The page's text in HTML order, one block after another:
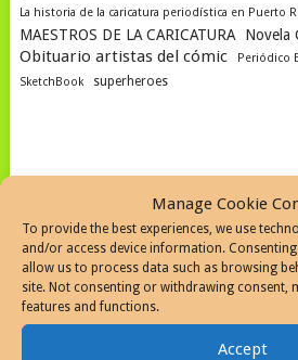
Manage Cookie
To provide the best experiences, we use
and/or access device information. Consenting
allow us to process data such as browsing
site. Not consenting or withdrawing consent,
features and functions.
Accept
La historia de la caricatura periodística en Puerto
MAESTROS DE LA CARICATURA Novela
Obituario artistas del cómic Periódico
SketchBook
superheroes
SEARCH SITE